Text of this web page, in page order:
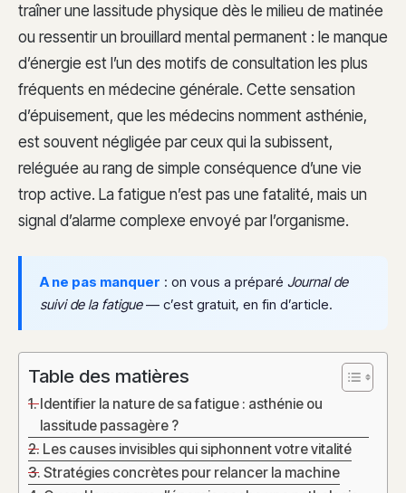
traîner une lassitude physique dès le milieu de matinée
ou ressentir un brouillard mental permanent : le manque
d’énergie est l’un des motifs de consultation les plus
fréquents en médecine générale. Cette sensation
d’épuisement, que les médecins nomment asthénie,
est souvent négligée par ceux qui la subissent,
reléguée au rang de simple conséquence d’une vie
trop active. La fatigue n’est pas une fatalité, mais un
signal d’alarme complexe envoyé par l’organisme.
A ne pas manquer : on vous a préparé Journal de
suivi de la fatigue— c’est gratuit, en fin d’article.
Table des matières
Identifier la nature de sa fatigue : asthénie ou
lassitude passagère ?
Les causes invisibles qui siphonnent votre vitalité
Stratégies concrètes pour relancer la machine